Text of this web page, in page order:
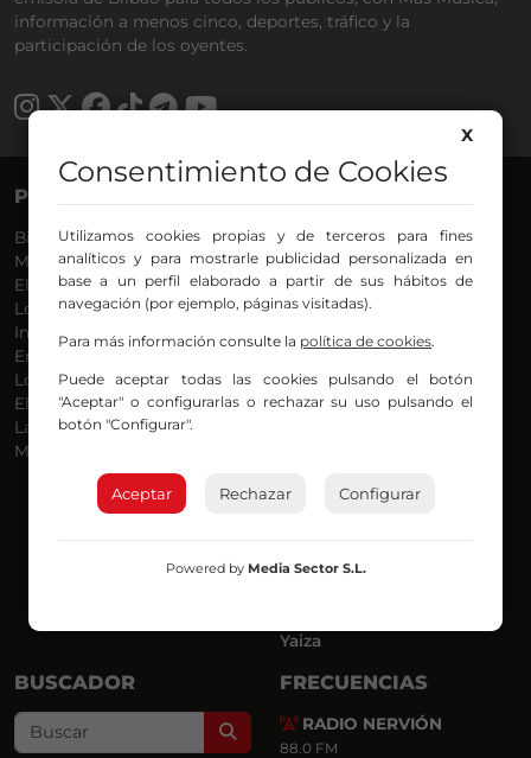
información a menos cinco, deportes, tráfico y la
participación de los oyentes.
PROGRAMAS
Bilbosport
Más Música
El Madrugador
Lo Más Nuevo
Informativos
En Ruta
Locos por la Música
El Supermadrugador
La Mañana de Radio Nervión
Más Madrugada
Agurtzane
Belén Ollero
Dani
Eduardo
Eva Argote
Endika
Iker
Iñigo
Joseba
Mar y Cielo
Miguel Ángel
Yaiza
BUSCADOR
Search
FRECUENCIAS
RADIO NERVIÓN
88.0 FM
X
Consentimiento de Cookies
Utilizamos cookies propias y de terceros para fines
analíticos y para mostrarle publicidad personalizada en
base a un perfil elaborado a partir de sus hábitos de
navegación (por ejemplo, páginas visitadas).
Para más información consulte la política de cookies.
Puede aceptar todas las cookies pulsando el botón
"Aceptar" o configurarlas o rechazar su uso pulsando el
botón "Configurar".
Aceptar Rechazar Configurar
Powered by Media Sector S.L.